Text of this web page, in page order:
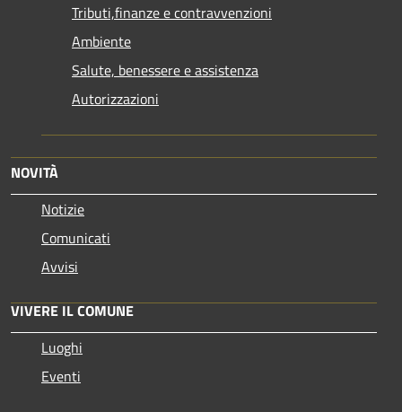
Tributi,finanze e contravvenzioni
Ambiente
Salute, benessere e assistenza
Autorizzazioni
NOVITÀ
Notizie
Comunicati
Avvisi
VIVERE IL COMUNE
Luoghi
Eventi